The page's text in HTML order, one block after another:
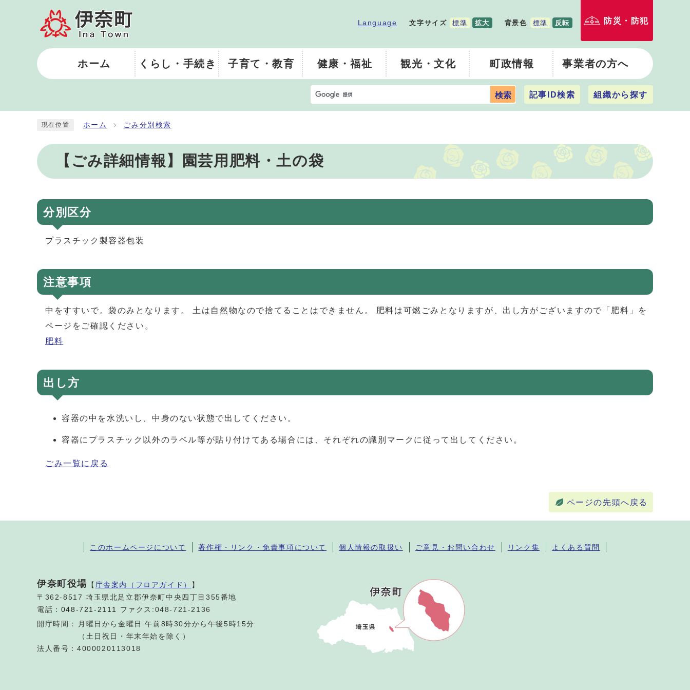
Language 文字サイズ 標準 拡大 背景色 標準 反転 防災・防犯
ホーム くらし・手続き 子育て・教育 健康・福祉 観光・文化 町政情報 事業者の方へ
検索 記事ID検索 組織から探す
現在位置 ホーム ごみ分別検索
【ごみ詳細情報】園芸用肥料・土の袋
分別区分
プラスチック製容器包装
注意事項
中をすすいで。袋のみとなります。 土は自然物なので捨てることはできません。 肥料は可燃ごみとなりますが、出し方がございますので「肥料」を
ページをご確認ください。
肥料
出し方
容器の中を水洗いし、中身のない状態で出してください。
容器にプラスチック以外のラベル等が貼り付けてある場合には、それぞれの識別マークに従って出してください。
ごみ一覧に戻る
ページの先頭へ戻る
このホームページについて 著作権・リンク・免責事項について 個人情報の取扱い ご意見・お問い合わせ リンク集 よくある質問
伊奈町役場 【 庁舎案内（フロアガイド） 】
〒362-8517 埼玉県北足立郡伊奈町中央四丁目355番地
電話： 048-721-2111
ファクス:048-721-2136
開庁時間：
月曜日から金曜日 午前8時30分から午後5時15分
（土日祝日・年末年始を除く）
法人番号：4000020113018